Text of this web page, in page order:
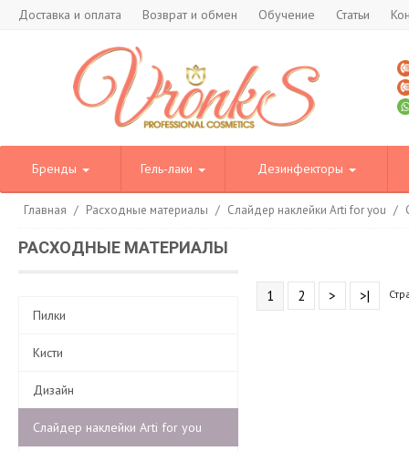
Доставка и оплата Возврат и обмен Обучение Статьи
Бренды Гель-лаки Дезинфекторы
Главная / Расходные материалы / Слайдер наклейки Arti for you /
РАСХОДНЫЕ МАТЕРИАЛЫ
Пилки
Кисти
Дизайн
Слайдер наклейки Arti for you
1 2 > >|